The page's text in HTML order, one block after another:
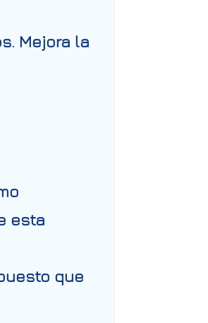
Mejora la
esta
que